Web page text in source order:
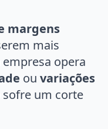
margens
mais
empresa opera
ou variações
sofre um corte